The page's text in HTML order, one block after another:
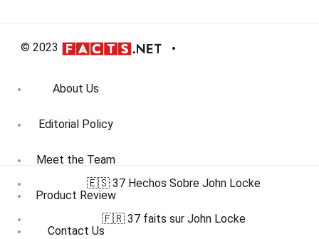
© 2023
About Us
Editorial Policy
Meet the Team
Product Review
Contact Us
🇪🇸 37 Hechos Sobre John Locke
🇫🇷 37 faits sur John Locke